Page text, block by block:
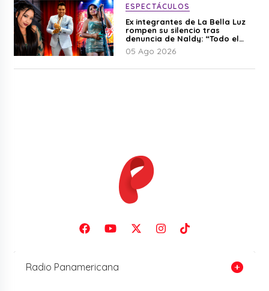
ESPECTÁCULOS
Ex integrantes de La Bella Luz
rompen su silencio tras
denuncia de Naldy: “Todo el
mundo lo sabía”
05 Ago 2026
Radio Panamericana